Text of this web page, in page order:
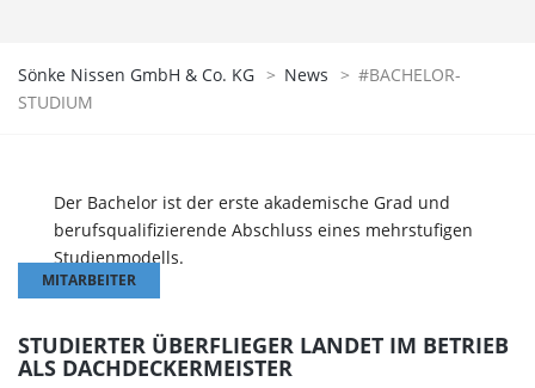
Sönke Nissen GmbH & Co. KG > News > #BACHELOR-
STUDIUM
Der Bachelor ist der erste akademische Grad und
berufsqualifizierende Abschluss eines mehrstufigen
Studienmodells.
MITARBEITER
STUDIERTER ÜBERFLIEGER LANDET IM BETRIEB
ALS DACHDECKERMEISTER